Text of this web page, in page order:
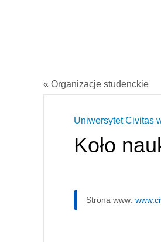
« Organizacje studenckie
Uniwersytet Civitas
Koło
Strona www: